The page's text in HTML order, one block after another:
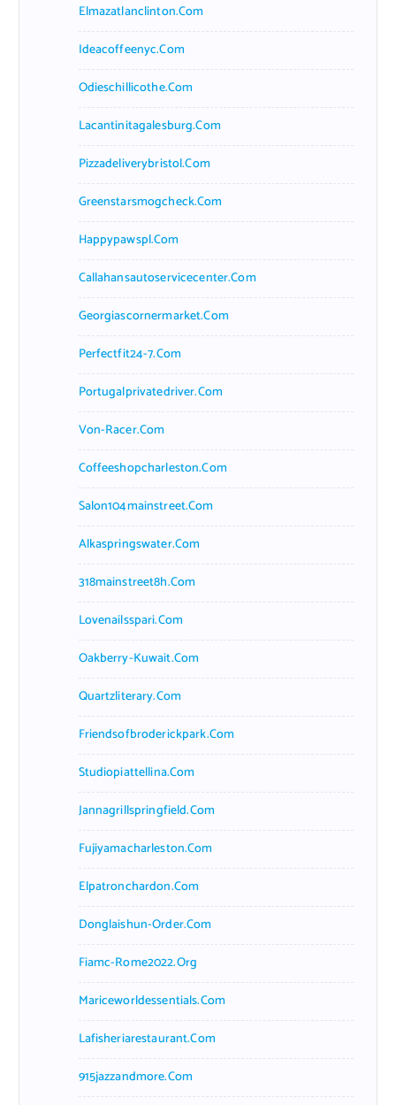
Elmazatlanclinton.com
Ideacoffeenyc.com
Odieschillicothe.com
Lacantinitagalesburg.com
Pizzadeliverybristol.com
Greenstarsmogcheck.com
Happypawspl.com
Callahansautoservicecenter.com
Georgiascornermarket.com
Perfectfit24-7.com
Portugalprivatedriver.com
Von-Racer.com
Coffeeshopcharleston.com
Salon104mainstreet.com
Alkaspringswater.com
318mainstreet8h.com
Lovenailsspari.com
Oakberry-Kuwait.com
Quartzliterary.com
Friendsofbroderickpark.com
Studiopiattellina.com
Jannagrillspringfield.com
Fujiyamacharleston.com
Elpatronchardon.com
Donglaishun-Order.com
Fiamc-Rome2022.org
Mariceworldessentials.com
Lafisheriarestaurant.com
915jazzandmore.com